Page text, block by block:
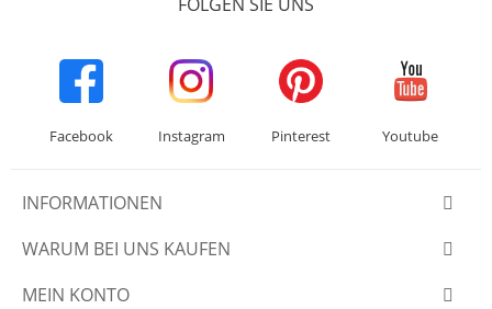
FOLGEN SIE UNS
Facebook Instagram Pinterest Youtube
INFORMATIONEN
WARUM BEI UNS KAUFEN
MEIN KONTO